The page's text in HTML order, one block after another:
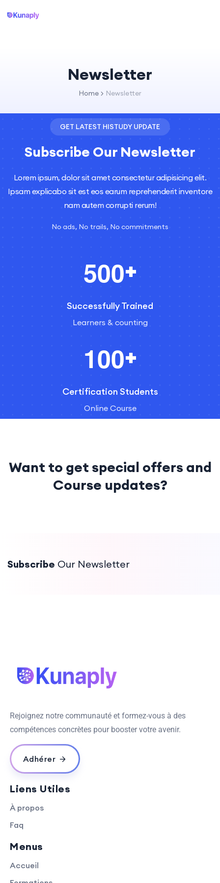
Newsletter
Home Newsletter
GET LATEST HISTUDY UPDATE
Subscribe Our Newsletter
Lorem ipsum, dolor sit amet consectetur adipisicing elit.
Ipsam explicabo sit est eos earum reprehenderit inventore
nam autem corrupti rerum!
No ads, No trails, No commitments
500+
Successfully Trained
Learners & counting
100+
Certification Students
Online Course
Want to get special offersand
Course updates?
Subscribe Our Newsletter
Rejoignez notre communauté et formez-vous à des
compétences concrètes pour booster votre avenir.
Adhérer
Liens Utiles
À propos
Faq
Menus
Accueil